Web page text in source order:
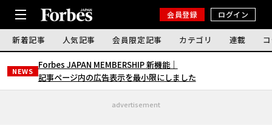
会員登録 ログイン
新着記事 人気記事 会員限定記事 カテゴリ 連載
NEWS
Forbes JAPAN MEMBERSHIP 新機能｜
記事ページ内の広告表示を最小限にしました
advertisement